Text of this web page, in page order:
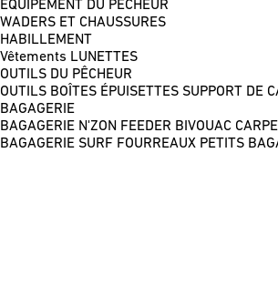
EQUIPEMENT DU PÊCHEUR
WADERS ET CHAUSSURES
HABILLEMENT
Vêtements LUNETTES
OUTILS DU PÊCHEUR
OUTILS BOÎTES ÉPUISETTES SUPPORT DE
BAGAGERIE
BAGAGERIE N'ZON FEEDER BIVOUAC CARPE
BAGAGERIE SURF FOURREAUX PETITS